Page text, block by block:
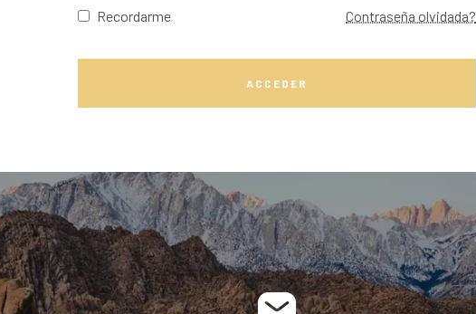
Recordarme Contraseña olvidada?
ACCEDER